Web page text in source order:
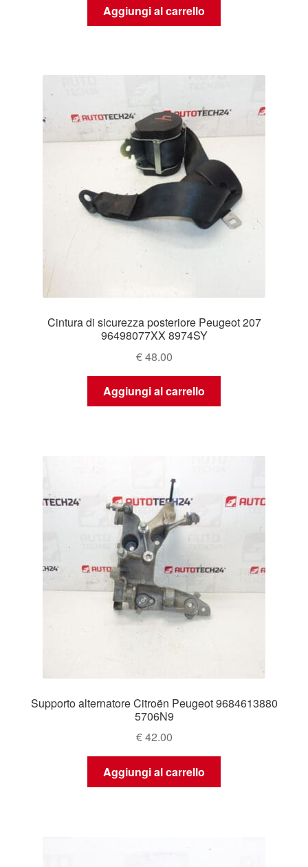
Aggiungi al carrello
Cintura di sicurezza posteriore Peugeot 207
96498077XX 8974SY
€48.00
Aggiungi al carrello
Supporto alternatore Citroën Peugeot 9684613880
5706N9
€42.00
Aggiungi al carrello